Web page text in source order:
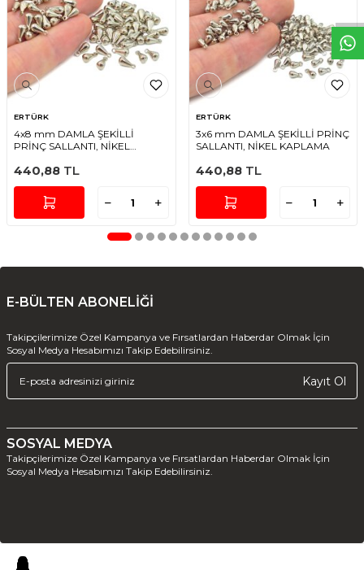
ERTÜRK
4x8 mm DAMLA ŞEKİLLİ
PRİNÇ SALLANTI, NİKEL
440,88 TL
ERTÜRK
3x6 mm DAMLA ŞEKİLLİ PRİNÇ
SALLANTI, NİKEL KAPLAMA
440,88TL
E-BÜLTEN ABONELİĞİ
Takipçilerimize Özel Kampanya ve Fırsatlardan Haberdar Olmak İçin
Sosyal Medya Hesabımızı Takip Edebilirsiniz.
Kayıt Ol
SOSYAL MEDYA
Takipçilerimize Özel Kampanya ve Fırsatlardan Haberdar Olmak İçin
Sosyal Medya Hesabımızı Takip Edebilirsiniz.